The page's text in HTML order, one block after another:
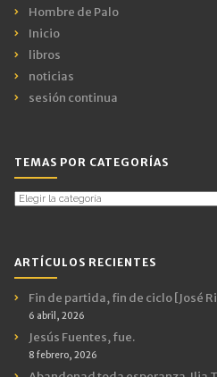
Hombre de Palo
Inicio
libros
noticias
sesión continua
TEMAS POR CATEGORÍAS
Temas
ARTÍCULOS RECIENTES
Fin de partida, fin de ciclo [José
6 abril, 2026
Jesús Fuentes, fue.
8 febrero, 2026